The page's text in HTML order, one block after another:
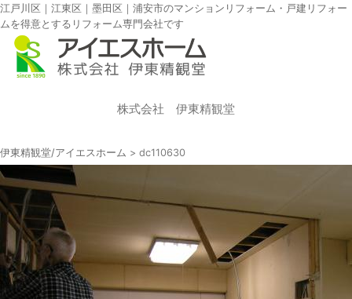
江戸川区｜江東区｜墨田区｜浦安市のマンションリフォーム・戸建リフォー
ムを得意とするリフォーム専門会社です
株式会社 伊東精観堂
伊東精観堂/アイエスホーム > dc110630